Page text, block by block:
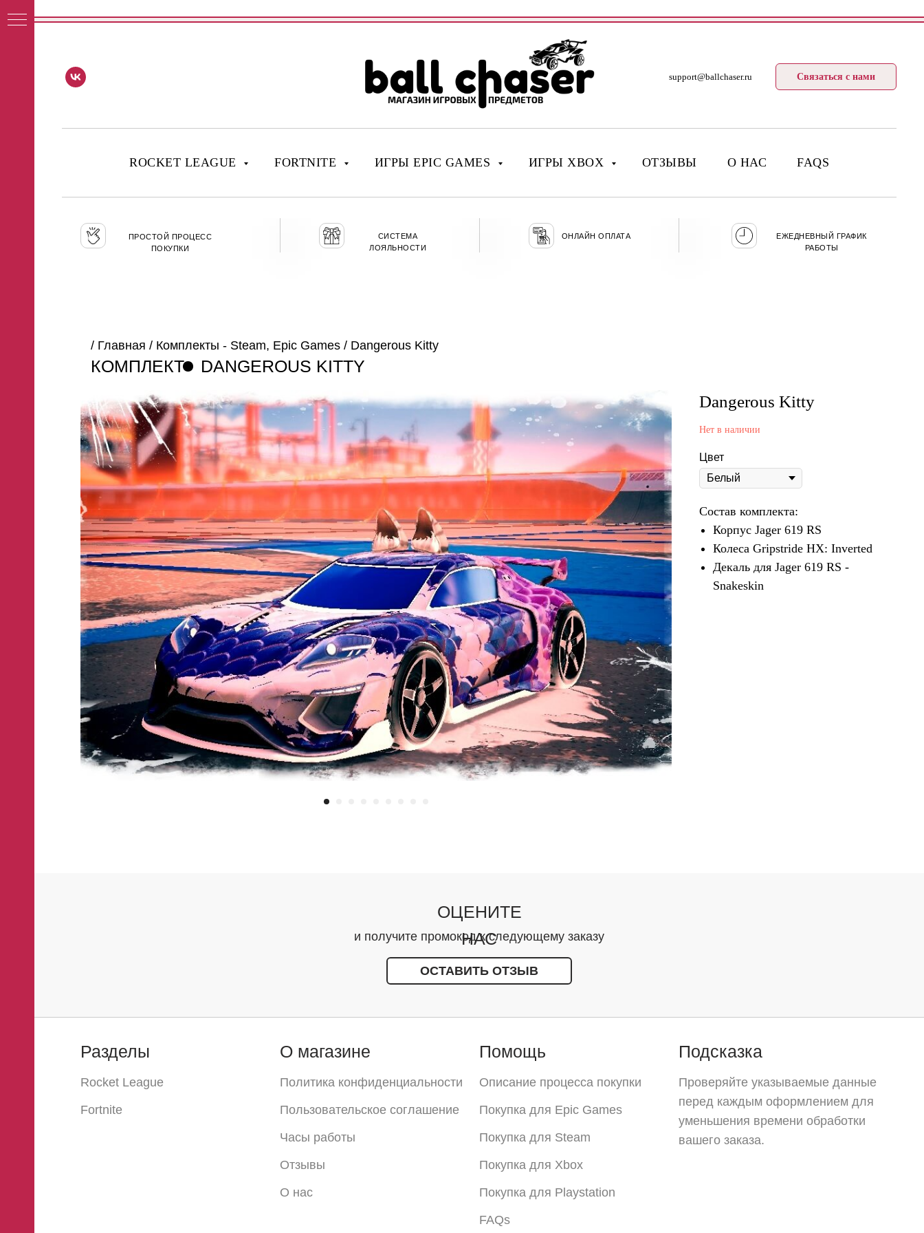
support@ballchaser.ru Связаться с нами
ROCKET LEAGUE FORTNITE ИГРЫ EPIC GAMES ИГРЫ XBOX ОТЗЫВЫ О НАС FAQS
ПРОСТОЙ ПРОЦЕСС
ПОКУПКИ
ОНЛАЙН ОПЛАТА
СИСТЕМА
ЛОЯЛЬНОСТИ
ЕЖЕДНЕВНЫЙ ГРАФИК
РАБОТЫ
КОМПЛЕКТ
/ Главная / Комплекты - Steam, Epic Games / Dangerous Kitty
DANGEROUS KITTY
Dangerous Kitty
Нет в наличии
Цвет
Состав комплекта:
Корпус Jager 619 RS
Колеса Gripstride HX: Inverted
Декаль для Jager 619 RS -
Snakeskin
ОЦЕНИТЕ
НАС
и получите промокод к следующему заказу
ОСТАВИТЬ ОТЗЫВ
Разделы
Отзывы
Часы работы
Политика конфиденциальности
Пользовательское соглашение
Помощь
Описание процесса покупки
Покупка для Epic Games
Покупка для Playstation
Подсказка
Проверяйте указываемые данные
перед каждым оформлением для
уменьшения времени обработки
вашего заказа.
О магазине
Покупка для Steam
Покупка для Xbox
Fortnite
О нас
Rocket League
FAQs